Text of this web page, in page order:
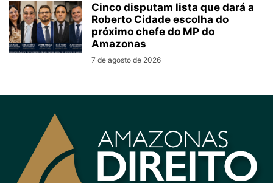
Cinco disputam lista que dará a
Roberto Cidade escolha do
próximo chefe do MP do
Amazonas
7 de agosto de 2026